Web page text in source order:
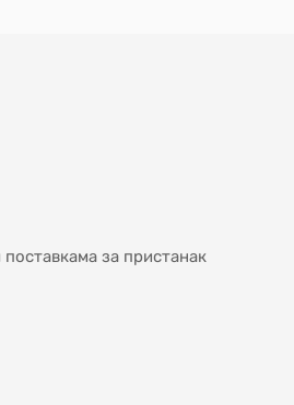
за пристанак